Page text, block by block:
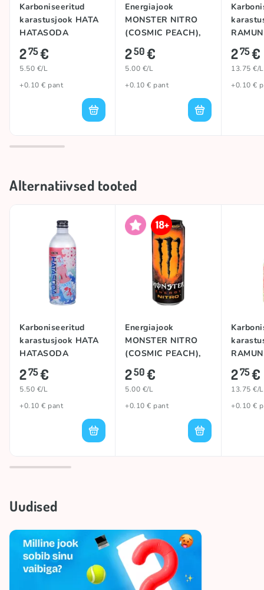
Karboniseeritud
karastusjook HATA
HATASODA
(WATERMELON),
500ml
275€
5.50 €/L
+0.10 € pant
Energiajook
MONSTER NITRO
(COSMIC PEACH),
500ml
250€
5.00 €/L
+0.10 € pant
275€
13.75 €/L
+0.10 €
Alternatiivsed tooted
Karboniseeritud
karastusjook HATA
HATASODA
(WATERMELON),
500ml
275€
5.50 €/L
+0.10 € pant
Energiajook
MONSTER NITRO
(COSMIC PEACH),
500ml
250€
5.00 €/L
+0.10 € pant
275€
13.75 €/L
+0.10 €
Uudised